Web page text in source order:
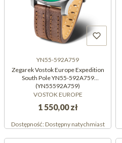
YN55-592A759
Zegarek Vostok Europe Expedition
South Pole YN55-592A759
(YN55592A759)
VOSTOK EUROPE
1 550,00 zł
Dostępność:Dostępny natychmiast